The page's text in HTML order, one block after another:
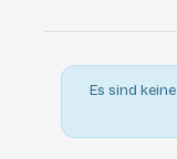
Es sind